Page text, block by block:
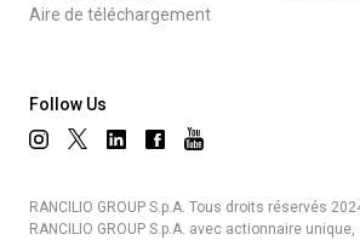
Aire de téléchargement
Follow Us
RANCILIO GROUP S.p.A. Tous droits réservés
RANCILIO GROUP S.p.A. avec actionnaire